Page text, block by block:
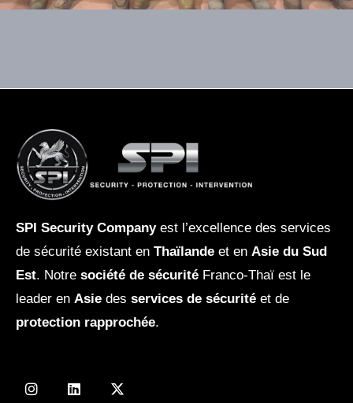
SPI Security Companyest l’excellence des services
de sécurité existant en Thaïlande et en Asie du Sud
Est. Notre société de sécurité Franco-Thaï est le
leader en Asie des services de sécurité et de
protection rapprochée.
I
n
L
i
X
-